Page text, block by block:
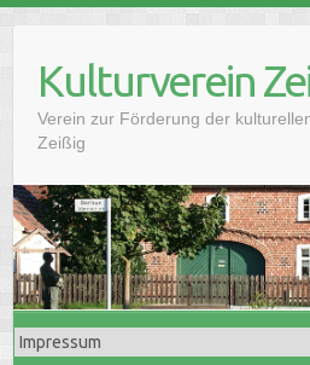
contentKulturverein
Verein zur Förderung der
Zeißig